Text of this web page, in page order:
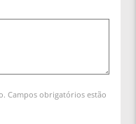
Campos obrigatórios estão